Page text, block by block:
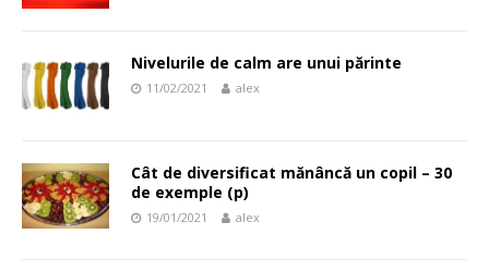
Nivelurile de calm are unui părinte
11/02/2021 alex
Cât de diversificat mănâncă un copil – 30
de exemple (p)
19/01/2021 alex